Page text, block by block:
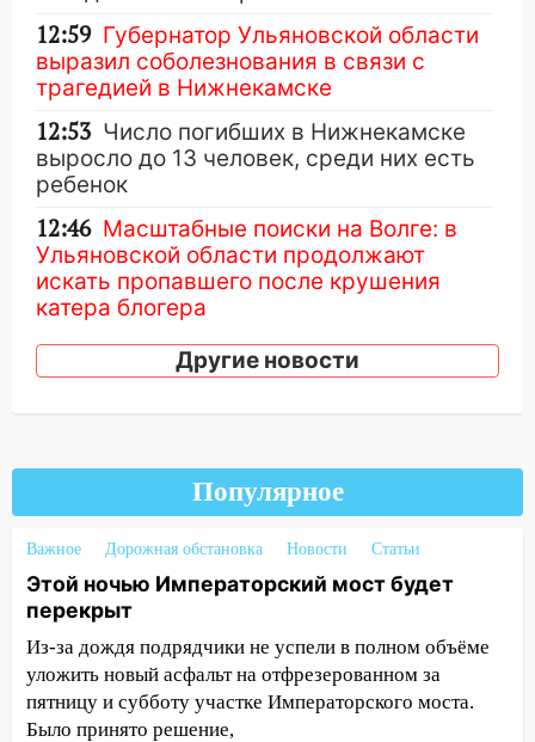
12:59 Губернатор Ульяновской области
выразил соболезнования в связи с
трагедией в Нижнекамске
12:53 Число погибших в Нижнекамске
выросло до 13 человек, среди них есть
ребенок
12:46 Масштабные поиски на Волге: в
Ульяновской области продолжают
искать пропавшего после крушения
катера блогера
11:53 Стало известно о состоянии
девочки, которую зажало между
11:29 Сергей Клопков назначен
начальником управления
контроля администрации Ульяновска
11:12 В Ульяновской области в огне
погиб один человек
11:05 12 человек погибли и 39 получили
ранения после атаки беспилотников на
Нижнекамск
Другие новости
Популярное
Важное Дорожная обстановка Новости Статьи
Этой ночью Императорский мост будет
перекрыт
Из-за дождя подрядчики не успели в полном объёме
уложить новый асфальт на отфрезерованном за
пятницу и субботу участке Императорского моста.
Было принято решение,